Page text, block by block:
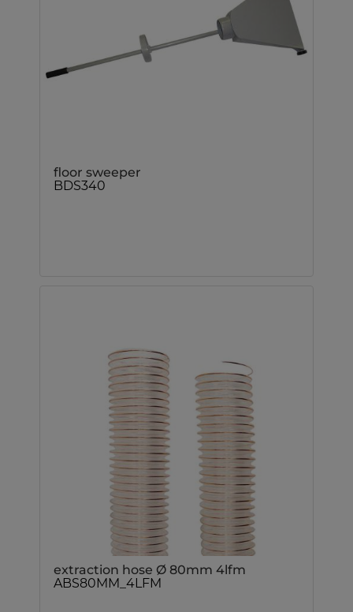
floor sweeper
BDS340
extraction hose Ø 80mm 4lfm
ABS80MM_4LFM